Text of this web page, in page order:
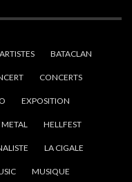
ARTISTES BATACLAN
CONCERTS
EXPOSITION
HELLFEST
LA CIGALE
MUSIQUE